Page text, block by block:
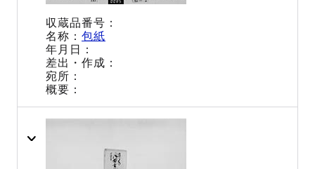
包紙